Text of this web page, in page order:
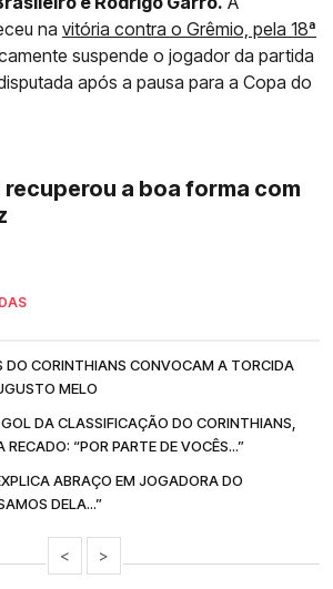
na vitória contra o Grêmio, pela 18ª
suspende o jogador da partida
após a pausa para a Copa do
a boa forma com
DO CORINTHIANS CONVOCAM A TORCIDA
MELO
DA CLASSIFICAÇÃO DO CORINTHIANS,
“POR PARTE DE VOCÊS...”
ABRAÇO EM JOGADORA DO
DELA...”
< >